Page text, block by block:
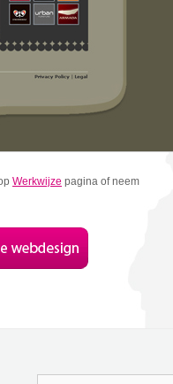
Werkwijze pagina of neem